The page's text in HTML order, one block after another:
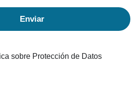
Enviar
sobre Protección de Datos